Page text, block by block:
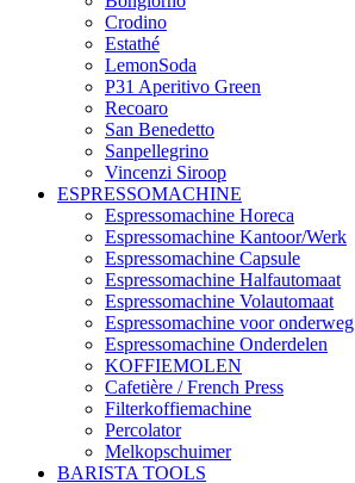
Crodino
Estathé
LemonSoda
P31 Aperitivo Green
Recoaro
San Benedetto
Sanpellegrino
Vincenzi Siroop
ESPRESSOMACHINE
Espressomachine Horeca
Espressomachine Kantoor/Werk
Espressomachine Capsule
Espressomachine Halfautomaat
Espressomachine Volautomaat
Espressomachine voor onderweg
Espressomachine Onderdelen
KOFFIEMOLEN
Cafetière / French Press
Filterkoffiemachine
Percolator
Melkopschuimer
BARISTA TOOLS